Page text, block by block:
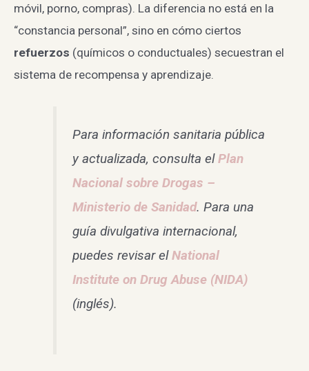
móvil, porno, compras). La diferencia no está en la
“constancia personal”, sino en cómo ciertos
refuerzos (químicos o conductuales) secuestran el
sistema de recompensa y aprendizaje.
Para información sanitaria pública
y actualizada, consulta elPlan
Nacional sobre Drogas –
Ministerio de Sanidad. Para una
guía divulgativa internacional,
puedes revisar elNational
Institute on Drug Abuse (NIDA)
(inglés).